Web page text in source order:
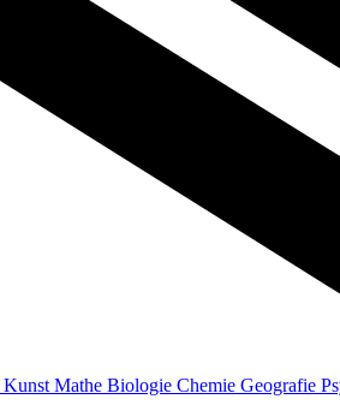
Kunst Mathe Biologie Chemie Geografie